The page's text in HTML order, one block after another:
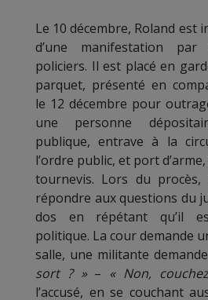
Le 10 décembre, Roland est
d’une manifestation
policiers. Il est placé en
parquet, présenté en
le 12 décembre pour
une personne
publique, entrave à la
l’ordre public, et port
tournevis. Lors du procès,
répondre aux questions du
dos en répétant qu’il
politique. La cour demande
salle, une militante
sort ? »– « Non,
l’accusé, en se couchant